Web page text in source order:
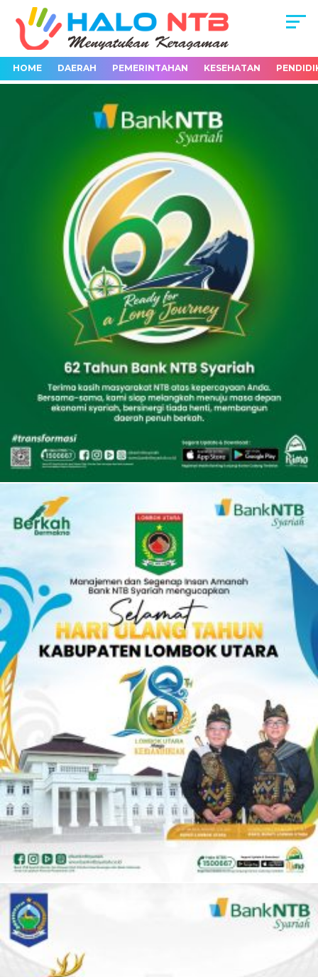
HOME DAERAH PEMERINTAHAN KESEHATAN